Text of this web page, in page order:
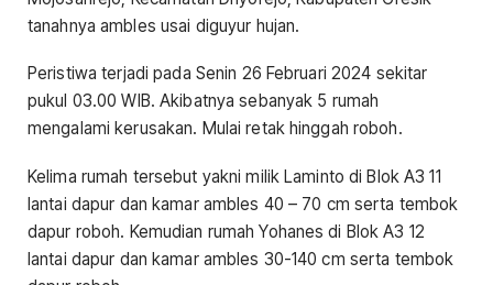
tanahnya ambles usai diguyur hujan.
Peristiwa terjadi pada Senin 26 Februari 2024 sekitar
pukul 03.00 WIB. Akibatnya sebanyak 5 rumah
mengalami kerusakan. Mulai retak hinggah roboh.
Kelima rumah tersebut yakni milik Laminto di Blok A3 11
lantai dapur dan kamar ambles 40 – 70 cm serta tembok
dapur roboh. Kemudian rumah Yohanes di Blok A3 12
lantai dapur dan kamar ambles 30-140 cm serta tembok